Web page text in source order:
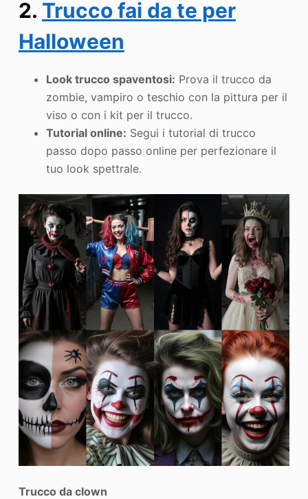
2. Trucco fai da te per
Halloween
Look trucco spaventosi: Prova il trucco da
zombie, vampiro o teschio con la pittura per il
viso o con i kit per il trucco.
Tutorial online: Segui i tutorial di trucco
passo dopo passo online per perfezionare il
tuo look spettrale.
Trucco da clown